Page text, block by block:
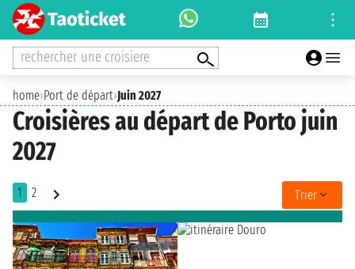
rechercher une croisiere
home›Port de départ›Juin 2027
Croisières au départ de Porto juin
2027
1 2 Trier